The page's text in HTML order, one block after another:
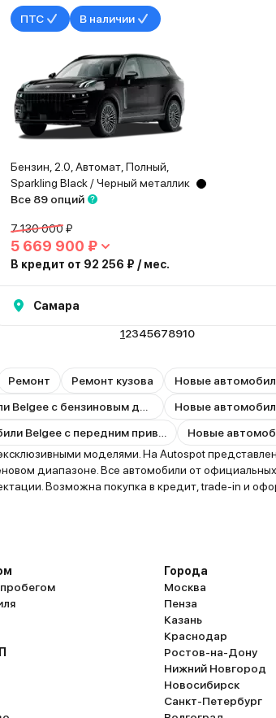
ПТС В наличии
Бензин, 2.0, Автомат, Полный,
Sparkling Black / Черный металлик
Все 89 опций
7 130 000 ₽
5 669 900 ₽
В кредит от 92 256 ₽ / мес.
Самара
12345678910
Ремонт Ремонт кузова Новые
Новые
моделями. На Autospot
диапазоне. Все автомобили от
Возможна покупка в кредит, trade-in и
Города
Москва
Пенза
Казань
Краснодар
Ростов-на-Дону
Нижний Новгород
Новосибирск
Санкт-Петербург